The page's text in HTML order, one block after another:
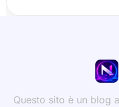
Questo sito è un blog